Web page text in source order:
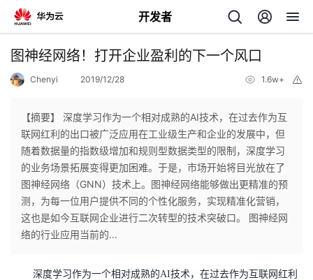
开发者
返
个
人
主
我
的
图神经网络！打开企业盈利的下一个风口
Chenyi 2019/12/28 1.6w+
【摘要】 深度学习作为一个相对成熟的AI技术，在过去作为互
联网红利的出口被广泛应用在工业级生产和企业的发展中，但
随着数据量的指数级增加和规则型数据类型的限制，深度学习
的业务场景拓展变得更加困难。于是，市场开始将目光放在了
图神经网络（GNN）技术上。图神经网络能够做出更精准的预
测，为每一位用户提供不同的个性化服务，实现精准化营销，
这也是如今互联网企业进行二次转型的技术突破口。 图神经网
络的行业应用当前的...
深度学习作为一个相对成熟的AI技术，在过去作为互联网红利